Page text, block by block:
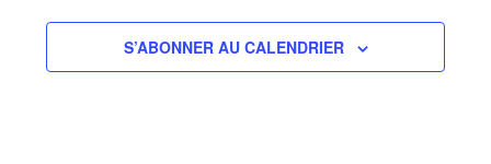
S’ABONNER AU CALENDRIER